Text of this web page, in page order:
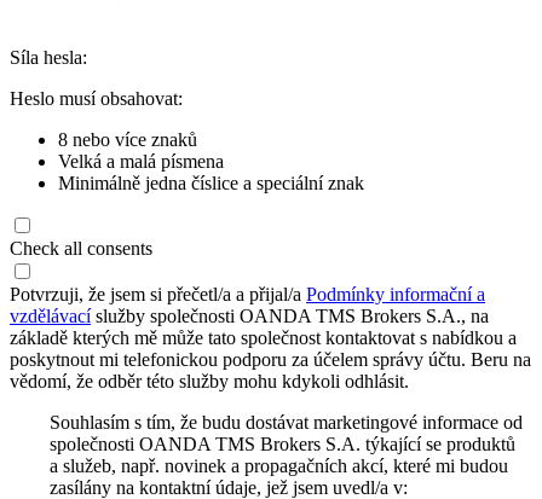
Síla hesla:
Heslo musí obsahovat:
8 nebo více znaků
Velká a malá písmena
Minimálně jedna číslice a speciální znak
Check all consents
Potvrzuji, že jsem si přečetl/a a přijal/a Podmínky informační a
vzdělávacíslužby společnosti OANDA TMS Brokers S.A., na
základě kterých mě může tato společnost kontaktovat s nabídkou a
poskytnout mi telefonickou podporu za účelem správy účtu. Beru na
vědomí, že odběr této služby mohu kdykoli odhlásit.
Souhlasím s tím, že budu dostávat marketingové informace od
společnosti OANDA TMS Brokers S.A. týkající se produktů
a služeb, např. novinek a propagačních akcí, které mi budou
zasílány na kontaktní údaje, jež jsem uvedl/a v: